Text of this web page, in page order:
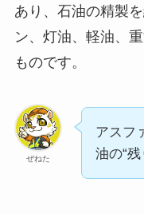
あり、石油の精製
ン、灯油、軽油、
ものです。
ぜねた
アスフ
油の“